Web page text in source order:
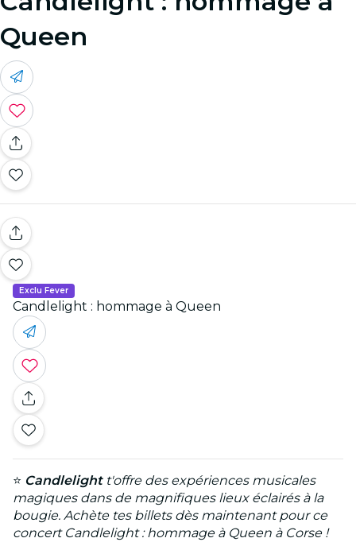
Queen
Exclu Fever
Candlelight : hommage à Queen
⭐ Candlelightt'offre des expériences musicales
magiques dans de magnifiques lieux éclairés à la
bougie. Achète tes billets dès maintenant pour ce
concert Candlelight : hommage à Queen à Corse !